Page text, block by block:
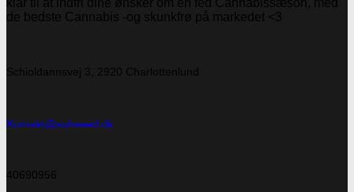
klar til at indfri dine ønsker om en fed Cannabissæson, med
de bedste Cannabis -og skunkfrø på markedet <3
Schioldannsvej 3, 2920 Charlottenlund
Kontakt@subseed.dk
40690956